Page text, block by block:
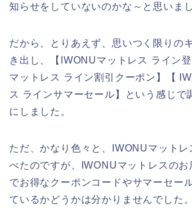
知らせをしていないのかな～と思いまし
だから、とりあえず、思いつく限りの
き出し、【IWONUマットレス ライン
マットレス ライン割引クーポン】【
ス ラインサマーセール】という感じで
にしました。
ただ、かなり色々と、IWONUマットレ
べたのですが、IWONUマットレスのお
でお得なクーポンコードやサマーセー
ているかどうかは分かりませんでした。